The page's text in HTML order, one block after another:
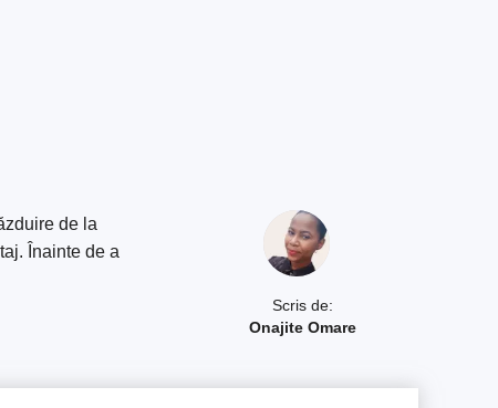
Scris de:
Onajite Omare
de la
Înainte de a